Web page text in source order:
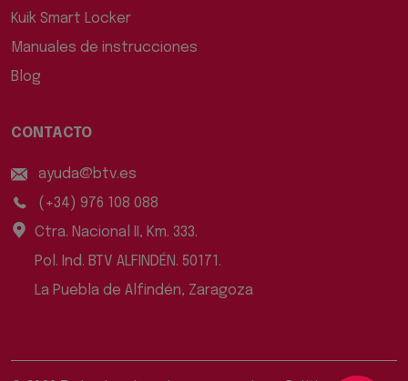
Kuik Smart Locker
Manuales de instrucciones
Blog
CONTACTO
ayuda@btv.es
(+34) 976 108 088
Ctra. Nacional II, Km. 333.
Pol. Ind. BTV ALFINDÉN. 50171.
La Puebla de Alfindén, Zaragoza